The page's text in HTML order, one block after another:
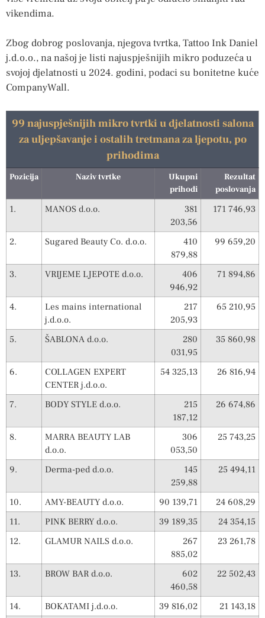
vikendima.
Zbog dobrog poslovanja, njegova tvrtka, Tattoo Ink Daniel
j.d.o.o., na našoj je listi najuspješnijih mikro poduzeća u
svojoj djelatnosti u 2024. godini, podaci su bonitetne kuće
CompanyWall.
99 najuspješnijih mikro tvrtki u djelatnosti salona
za uljepšavanje i ostalih tretmana za ljepotu, po
prihodima
Pozicija Naziv tvrtke
Ukupni
prihodi
Rezultat
poslovanja
1. MANOS d.o.o.
381
203,56
171 746,93
2. Sugared Beauty Co. d.o.o.
410
879,88
99 659,20
3. VRIJEME LJEPOTE d.o.o.
406
946,92
71 894,86
4.
Les mains international
j.d.o.o.
217
205,93
65 210,95
5. ŠABLONA d.o.o.
280
031,95
35 860,98
6.
COLLAGEN EXPERT
CENTER j.d.o.o.
54 325,13 26 816,94
7. BODY STYLE d.o.o.
215
187,12
26 674,86
8.
MARRA BEAUTY LAB
d.o.o.
306
053,50
25 743,25
9. Derma-ped d.o.o.
145
259,88
25 494,11
10. AMY-BEAUTY d.o.o. 90 139,71
24 608,29
11.
PINK BERRY d.o.o. 39 189,35
24 354,15
12.
GLAMUR NAILS d.o.o.
267
885,02
23 261,78
13. BROW BAR d.o.o.
602
460,58
22 502,43
14. BOKATAMI j.d.o.o. 39 816,02
21 143,18